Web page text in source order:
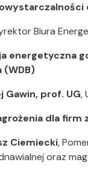
Biura
energetyczna
(WDB)
Gawin, prof. UG,
dla
Ciemiecki,
oraz